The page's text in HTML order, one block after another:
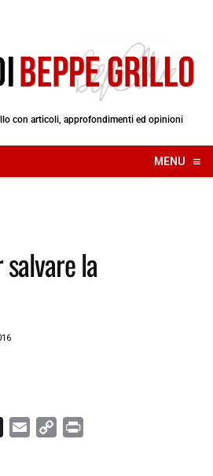
con articoli, approfondimenti ed opinioni
MENU ≡
☰
la